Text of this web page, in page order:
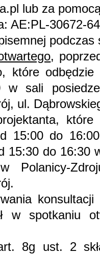
lub za
AE:PL-30672-
podczas
,
które
w sali
ul.
15:00 do
15:30 do 16:30
Polanicy-
konsultacji
w spotkaniu
8g ust. 2